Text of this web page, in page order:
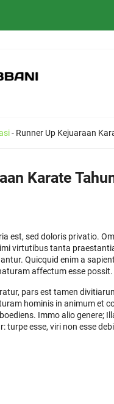
- Runner Up Kejuaraan
Karate
est, sed doloris privatio.
virtutibus tanta
Quicquid enim a
affectum esse possit.
pars est tamen
hominis in animum et
Immo alio genere;
turpe esse, viri non esse